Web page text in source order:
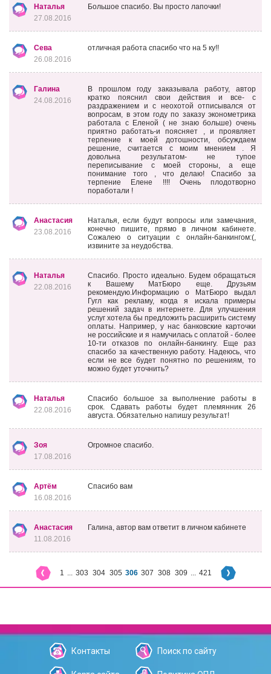
Наталья
27.08.2016
Большое спасибо. Вы просто лапочки!
Сева
26.08.2016
отличная работа спасибо что на 5 ку!!
Галина
24.08.2016
В прошлом году заказывала работу, автор
кратко пояснил свои действия и все- с
раздражением и с неохотой отписывался от
вопросам, в этом году по заказу эконометрика
работала с Еленой ( не знаю больше) очень
приятно работать-и поясняет , и проявляет
терпение к моей дотошности, обсуждаем
решение, считается с моим мнением . Я
довольна результатом- не тупое
переписывание с моей стороны, а еще
понимание того , что делаю! Спасибо за
терпение Елене !!!! Очень плодотворно
поработали !
Анастасия
23.08.2016
Наталья, если будут вопросы или замечания,
конечно пишите, прямо в личном кабинете.
Сожалею о ситуации с онлайн-банкингом:(,
извините за неудобства.
Наталья
22.08.2016
Спасибо. Просто идеально. Будем обращаться
к Вашему МатБюро еще. Друзьям
рекомендую.Информацию о МатБюро выдал
Гугл как рекламу, когда я искала примеры
решений задач в интернете. Для улучшения
услуг хотела бы предложить расширить систему
оплаты. Например, у нас банковские карточки
не российские и я намучилась с оплатой - более
10-ти отказов по онлайн-банкингу. Еще раз
спасибо за качественную работу. Надеюсь, что
если не все будет понятно по решениям, то
можно будет уточнить?
Наталья
22.08.2016
Спасибо большое за выполнение работы в
срок. Сдавать работы будет племянник 26
августа. Обязательно напишу результат!
Зоя
17.08.2016
Огромное спасибо.
Артём
16.08.2016
Спасибо вам
Анастасия
11.08.2016
Галина, автор вам ответит в личном кабинете
1 ... 303 304 305 306 307 308 309 ... 421
Контакты Поиск по сайту